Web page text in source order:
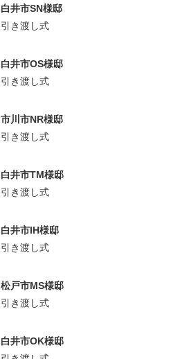
白井市SN様邸
引き渡し式
白井市OS様邸
引き渡し式
市川市NR様邸
引き渡し式
白井市TM様邸
引き渡し式
白井市IH様邸
引き渡し式
松戸市MS様邸
引き渡し式
白井市OK様邸